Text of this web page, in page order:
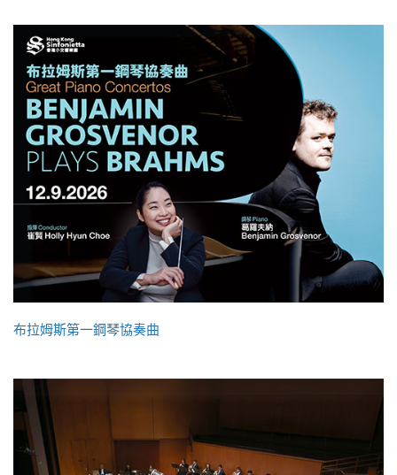
布拉姆斯第一鋼琴協奏曲